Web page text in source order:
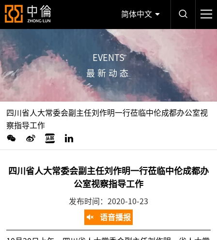
简体中文
EVENTS
最新动态
四川省人大常委会副主任刘作明一行莅临中伦成都办公室视
察指导工作
四川省人大常委会副主任刘作明一行莅临中伦成都办
公室视察指导工作
发布时间：2020-10-23
语音播报